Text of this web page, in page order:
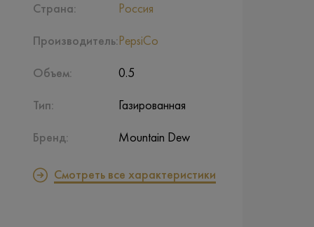
Страна:
Производитель:
Объем:
Тип:
Бренд:
Россия
PepsiCo
0.5
Газированная
Mountain Dew
Смотреть все характеристики